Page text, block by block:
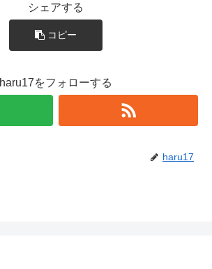
シェアする
コピー
haru17をフォローする
haru17